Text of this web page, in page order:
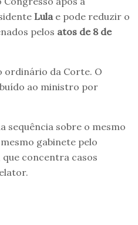
Lula e pode reduzir o
pelos atos de 8 de
ordinário da Corte. O
ao ministro por
sequência sobre o mesmo
gabinete pelo
concentra casos